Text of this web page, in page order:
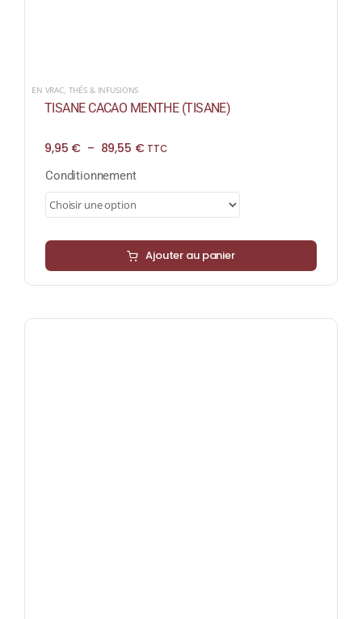
EN VRAC, THÉS & INFUSIONS
TISANE CACAO MENTHE (TISANE)
9,95 € – 89,55 €Plage
TTC
Conditionnement
Ajouter au panier